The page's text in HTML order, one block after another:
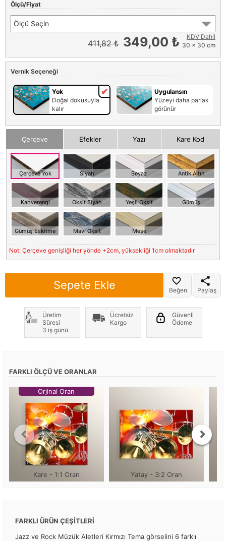
Ölçü/Fiyat
Ölçü Seçin
411,82 ₺ 349,00 ₺
KDV Dahil
30 x 30 cm
Vernik Seçeneği
Yok
Doğal dokusuyla
kalır
Uygulansın
Yüzeyi daha parlak
görünür
Çerçeve Efekler Yazı Kare Kod
Çerçeve Yok Siyah Beyaz Antik Altın
Kahverengi Oksit Siyah Yeşil Oksit Gümüş
Gümüş Eskitme Mavi Oksit Meşe
Not: Çerçeve genişliği her yönde +2cm, yüksekliği 1cm olmaktadır
Sepete Ekle Beğen Paylaş
Üretim
Süresi
3 iş günü
Ücretsiz
Kargo
Güvenli
Ödeme
FARKLI ÖLÇÜ VE ORANLAR
Orjinal Oran
Kare - 1:1 Oran Yatay - 3:2 Oran
FARKLI ÜRÜN ÇEŞİTLERİ
Jazz ve Rock Müzük Aletleri Kırmızı Tema görselini 6 farklı